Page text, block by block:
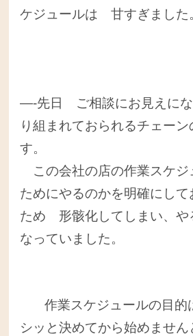
ケジュールは 甘すぎました
—-先日 ご相談にお見えにな
り組まれておられるチェー
す。
この会社の店の作業スケジ
ためにやるのかを明確にして
ため 形骸化してしまい、や
なっていました。
作業スケジュールの目
シッと決めてから始めません